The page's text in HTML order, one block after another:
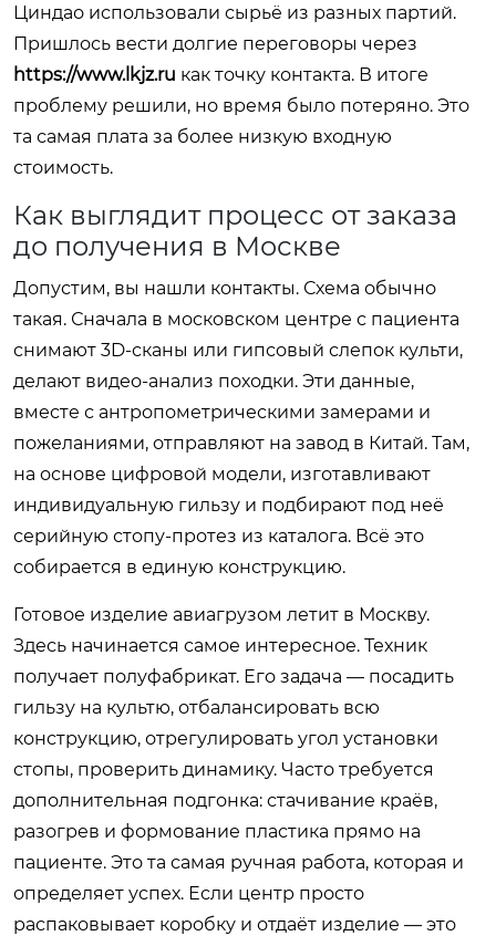
Циндао использовали сырьё из разных партий.
Пришлось вести долгие переговоры через
https://www.lkjz.ru как точку контакта. В итоге
проблему решили, но время было потеряно. Это
та самая плата за более низкую входную
стоимость.
Как выглядит процесс от заказа
до получения в Москве
Допустим, вы нашли контакты. Схема обычно
такая. Сначала в московском центре с пациента
снимают 3D-сканы или гипсовый слепок культи,
делают видео-анализ походки. Эти данные,
вместе с антропометрическими замерами и
пожеланиями, отправляют на завод в Китай. Там,
на основе цифровой модели, изготавливают
индивидуальную гильзу и подбирают под неё
серийную стопу-протез из каталога. Всё это
собирается в единую конструкцию.
Готовое изделие авиагрузом летит в Москву.
Здесь начинается самое интересное. Техник
получает полуфабрикат. Его задача — посадить
гильзу на культю, отбалансировать всю
конструкцию, отрегулировать угол установки
стопы, проверить динамику. Часто требуется
дополнительная подгонка: стачивание краёв,
разогрев и формование пластика прямо на
пациенте. Это та самая ручная работа, которая и
определяет успех. Если центр просто
распаковывает коробку и отдаёт изделие — это